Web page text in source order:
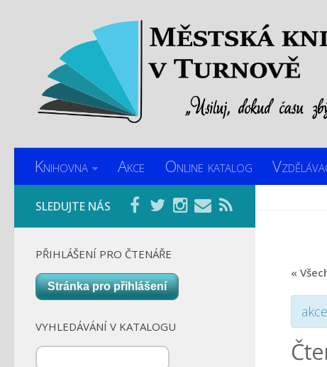
Knihovna Akce Online katalog
«
SLEDUJTE NÁS
PŘIHLÁŠENÍ PRO ČTENÁŘE
Stránka pro přihlášení
VYHLEDÁVÁNÍ V KATALOGU